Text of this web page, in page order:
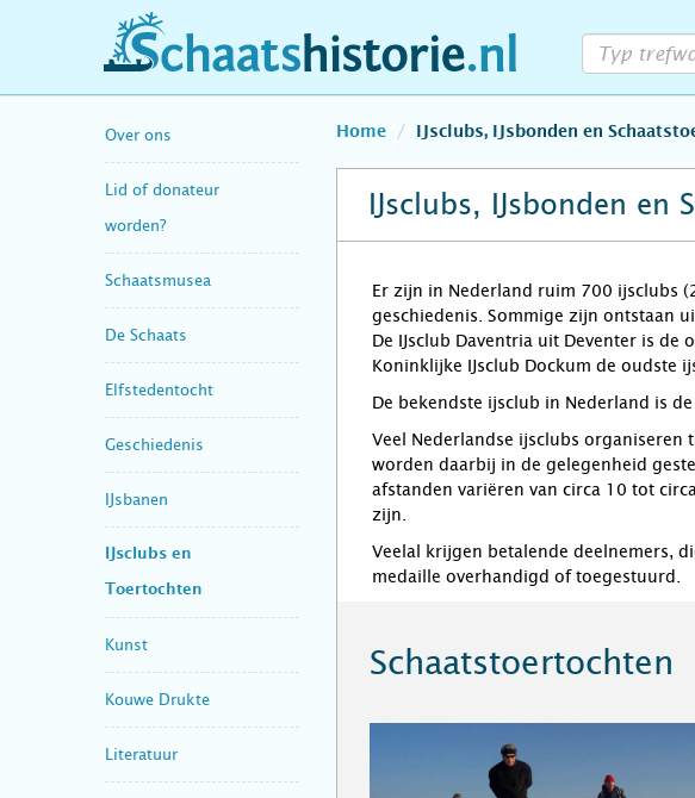
schaatshistorie.nl
Over ons
Lid of donateur
worden?
Schaatsmusea
De Schaats
Elfstedentocht
Geschiedenis
IJsbanen
IJsclubs en
Toertochten
Kunst
Kouwe Drukte
Literatuur
Home IJsclubs, IJsbonden en
IJsclubs, IJsbonden en
Er zijn in Nederland ruim 700 ijsclubs
geschiedenis. Sommige zijn ontstaan
De IJsclub Daventria uit Deventer is
Koninklijke IJsclub Dockum de oudste
De bekendste ijsclub in Nederland is
Veel Nederlandse ijsclubs organiseren
worden daarbij in de gelegenheid
afstanden variëren van circa 10 tot
zijn.
Veelal krijgen betalende deelnemers,
medaille overhandigd of toegestuurd.
Schaatstoertochten